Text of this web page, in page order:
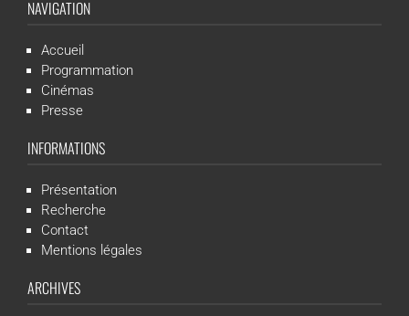
NAVIGATION
Accueil
Programmation
Cinémas
Presse
INFORMATIONS
Présentation
Recherche
Contact
Mentions légales
ARCHIVES